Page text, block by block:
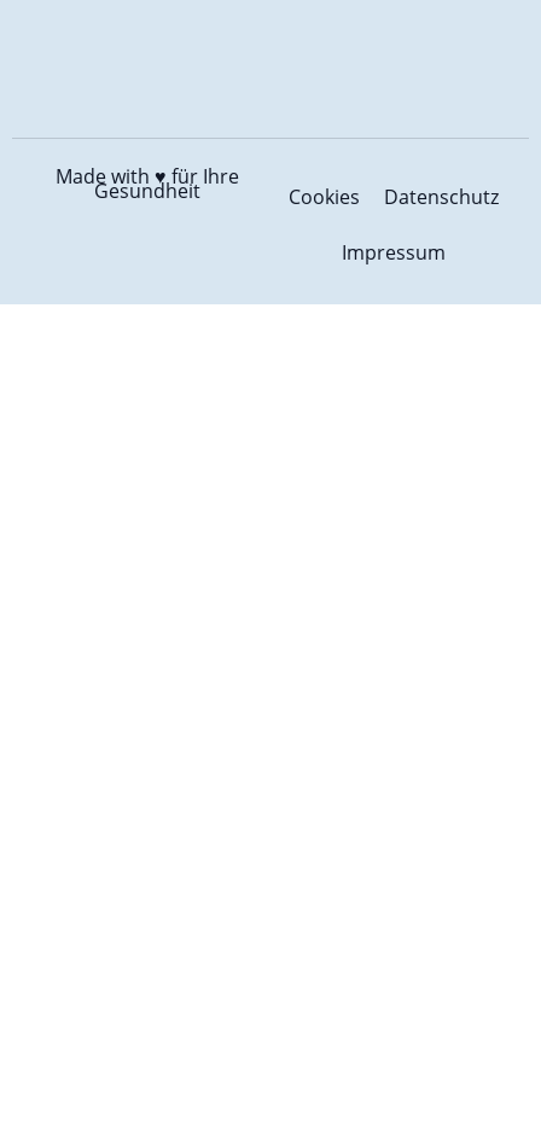
Made with ♥️für Ihre
Gesundheit Cookies Datenschutz
Impressum